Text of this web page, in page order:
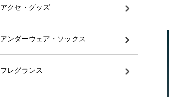
アクセ・グッズ
アンダーウェア・ソックス
フレグランス